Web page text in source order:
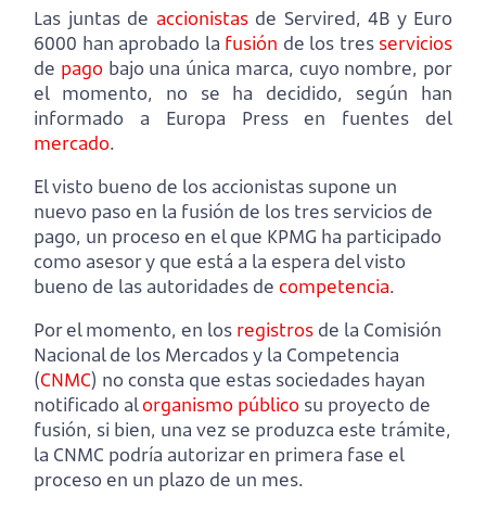
Las juntas de accionistasde Servired, 4B y Euro
6000 han aprobado la fusión de los tres servicios
de pagobajo una única marca, cuyo nombre, por
el momento, no se ha decidido, según han
informado a Europa Press en fuentes del
mercado.
El visto bueno de los accionistas supone un
nuevo paso en la fusión de los tres servicios de
pago, un proceso en el que KPMG ha participado
como asesor y que está a la espera del visto
bueno de las autoridades de competencia.
Por el momento, en los registros de la Comisión
Nacional de los Mercados y la Competencia
(CNMC) no consta que estas sociedades hayan
notificado alorganismo público su proyecto de
fusión, si bien, una vez se produzca este trámite,
la CNMC podría autorizar en primera fase el
proceso en un plazo de un mes.